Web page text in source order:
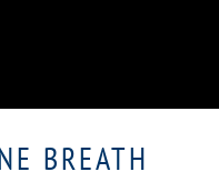
BREATH